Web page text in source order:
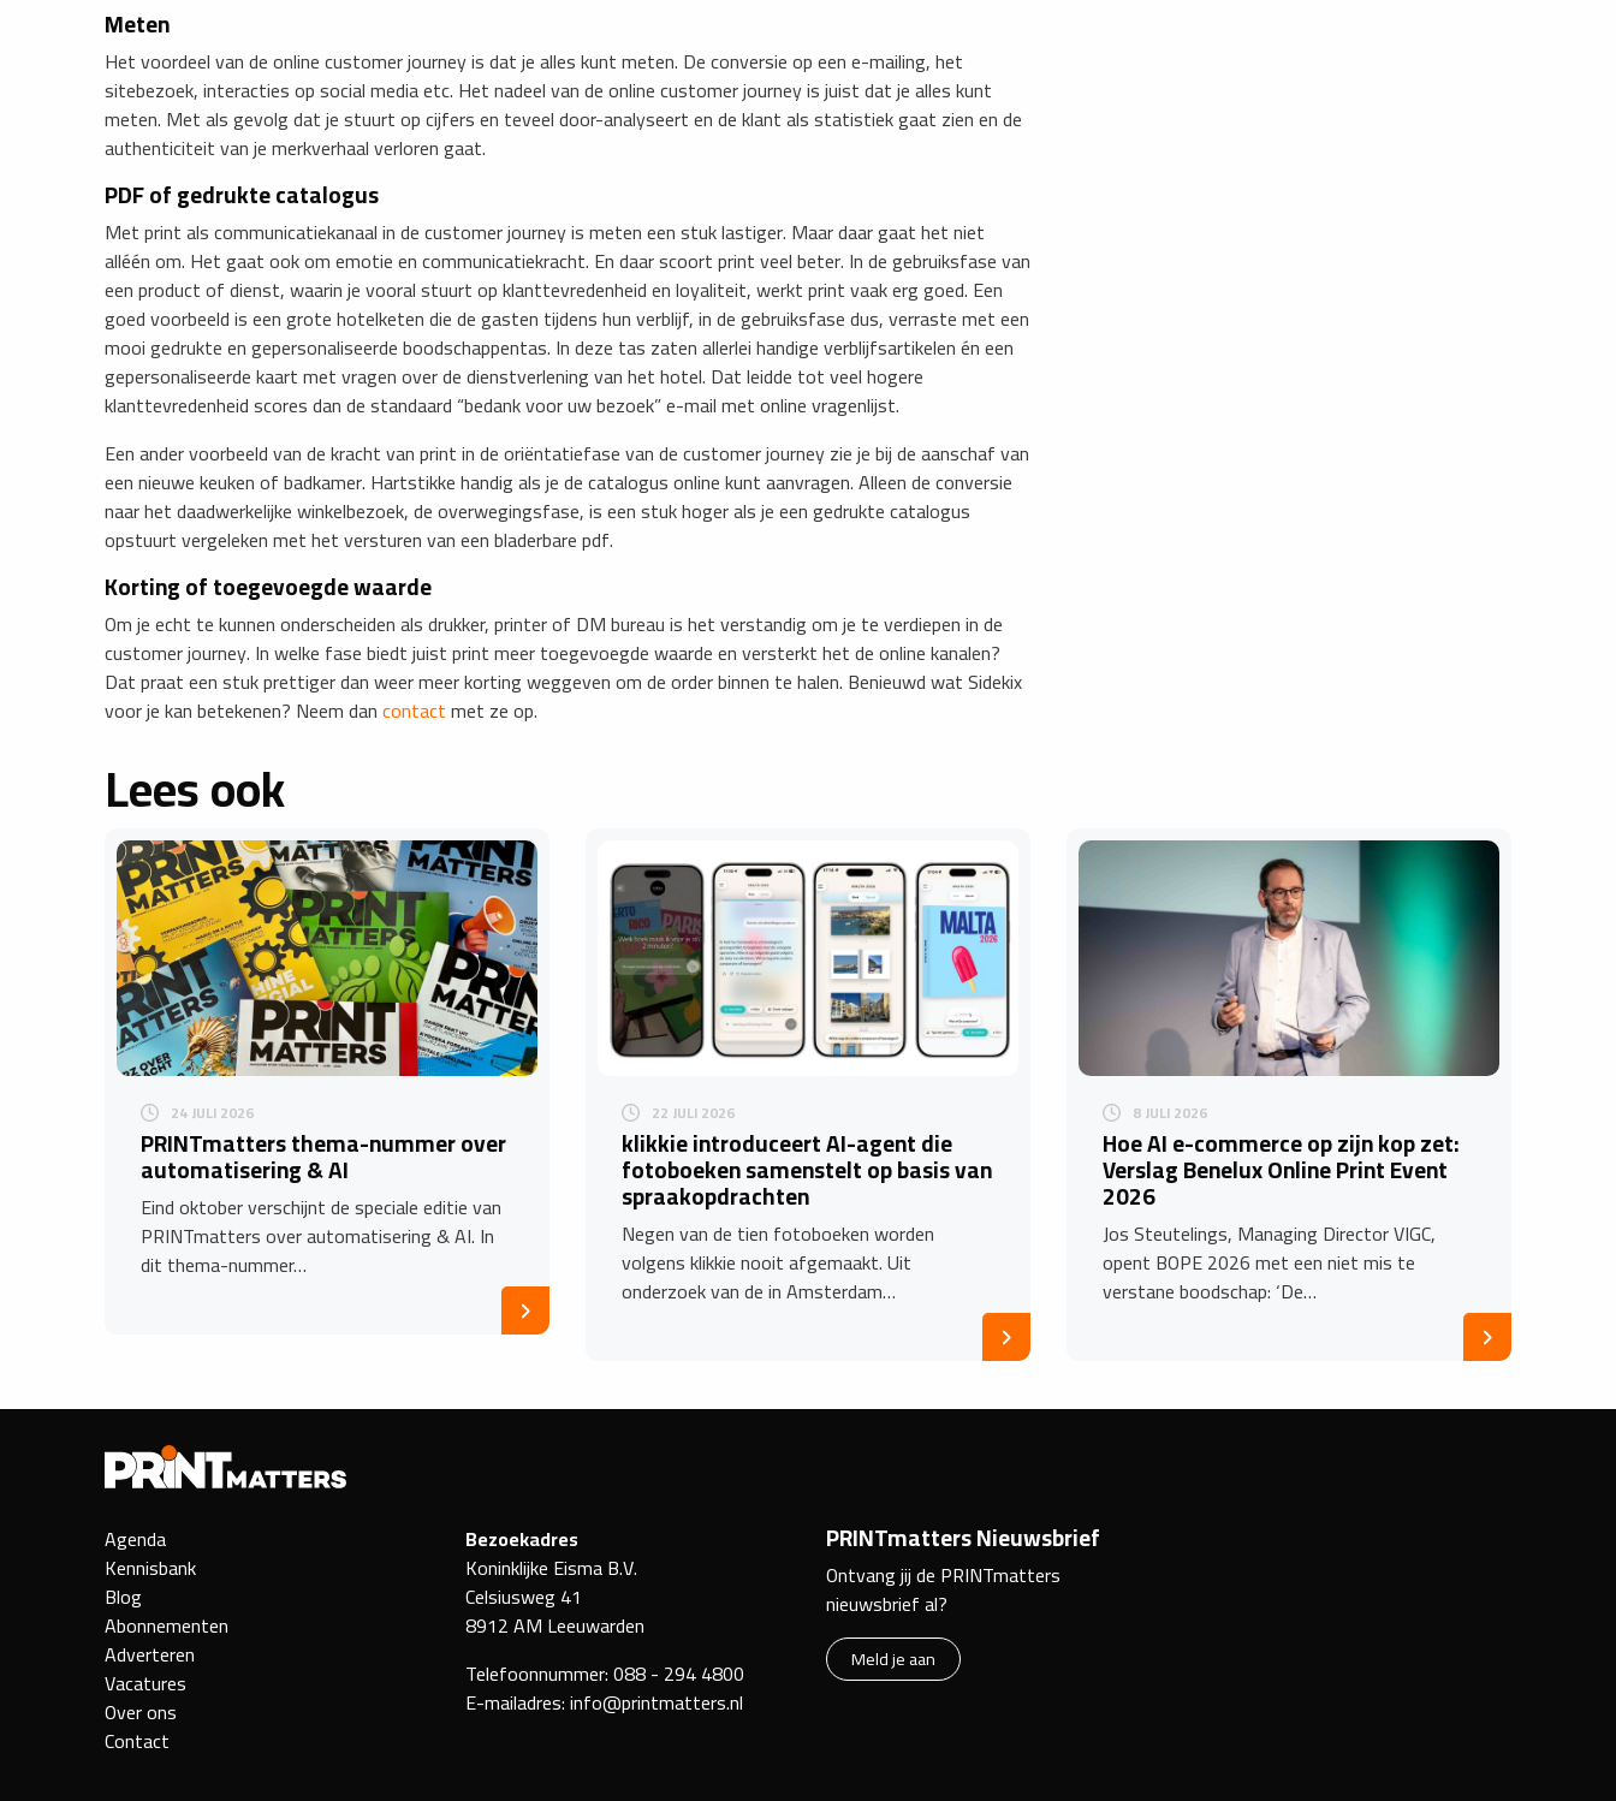
Meten
Het voordeel van de online customer journey is dat je alles kunt meten. De conversie op een e-mailing, het
sitebezoek, interacties op social media etc. Het nadeel van de online customer journey is juist dat je alles kunt
meten. Met als gevolg dat je stuurt op cijfers en teveel door-analyseert en de klant als statistiek gaat zien en de
authenticiteit van je merkverhaal verloren gaat.
PDF of gedrukte catalogus
Met print als communicatiekanaal in de customer journey is meten een stuk lastiger. Maar daar gaat het niet
alléén om. Het gaat ook om emotie en communicatiekracht. En daar scoort print veel beter. In de gebruiksfase van
een product of dienst, waarin je vooral stuurt op klanttevredenheid en loyaliteit, werkt print vaak erg goed. Een
goed voorbeeld is een grote hotelketen die de gasten tijdens hun verblijf, in de gebruiksfase dus, verraste met een
mooi gedrukte en gepersonaliseerde boodschappentas. In deze tas zaten allerlei handige verblijfsartikelen én een
gepersonaliseerde kaart met vragen over de dienstverlening van het hotel. Dat leidde tot veel hogere
klanttevredenheid scores dan de standaard “bedank voor uw bezoek” e-mail met online vragenlijst.
Een ander voorbeeld van de kracht van print in de oriëntatiefase van de customer journey zie je bij de aanschaf van
een nieuwe keuken of badkamer. Hartstikke handig als je de catalogus online kunt aanvragen. Alleen de conversie
naar het daadwerkelijke winkelbezoek, de overwegingsfase, is een stuk hoger als je een gedrukte catalogus
opstuurt vergeleken met het versturen van een bladerbare pdf.
Korting of toegevoegde waarde
Om je echt te kunnen onderscheiden als drukker, printer of DM bureau is het verstandig om je te verdiepen in de
customer journey. In welke fase biedt juist print meer toegevoegde waarde en versterkt het de online kanalen?
Dat praat een stuk prettiger dan weer meer korting weggeven om de order binnen te halen. Benieuwd wat Sidekix
voor je kan betekenen? Neem dancontactmet ze op.
Lees ook
24 JULI 2026
​PRINTmatters thema-nummer over
automatisering & AI
Eind oktober verschijnt de speciale editie van
PRINTmatters over automatisering & AI. In
dit thema-nummer…
22 JULI 2026
​klikkie introduceert AI-agent die
fotoboeken samenstelt op basis van
spraakopdrachten
Negen van de tien fotoboeken worden
volgens klikkie nooit afgemaakt. Uit
onderzoek van de in Amsterdam…
8 JULI 2026
Hoe AI e-commerce op zijn kop zet:
Verslag Benelux Online Print Event
2026
Jos Steutelings, Managing Director VIGC,
opent BOPE 2026 met een niet mis te
verstane boodschap: ‘De…
Agenda
Kennisbank
Blog
Abonnementen
Adverteren
Vacatures
Over ons
Contact
Bezoekadres
Koninklijke Eisma B.V.
Celsiusweg 41
8912 AM Leeuwarden
Telefoonnummer:088 - 294 4800
E-mailadres:info@printmatters.nl
PRINTmatters Nieuwsbrief
Ontvang jij de PRINTmatters
nieuwsbrief al?
Meld je aan